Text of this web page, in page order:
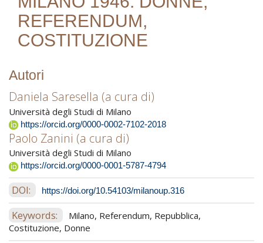
REFERENDUM,
COSTITUZIONE
Autori
Daniela Saresella (a cura di)
Università degli Studi di Milano
https://orcid.org/0000-0002-7102-2018
Paolo Zanini (a cura di)
Università degli Studi di Milano
https://orcid.org/0000-0001-5787-4794
DOI: https://doi.org/10.54103/milanoup.316
Keywords:
Milano, Referendum, Repubblica,
Costituzione, Donne